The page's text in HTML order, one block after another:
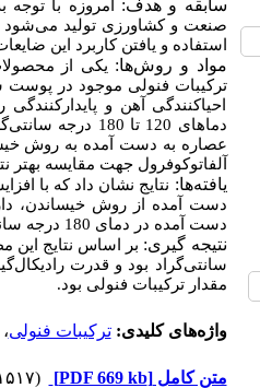
سابقه و هدف:
امروزه با
صنعت و کشاورزی تولید می‌شود
استفاده و یافتن کاربرد این
مواد و روشها:
ترکیبات فنولی موجود در پوست
احیاکنندگی آهن و
عصاره به دست آمده به روش
آلفاتوکوفرول جهت مقایسه بهتر
یافتهها:
دست آمده از روش خیساندن، دارای
دست آمده در دمای 180 درجه سانتی‌گراد با استفاده از آب مادون بحرانی، دارای قدرت پایدارکنندگی مشابه با
نتیجه گیری:
سانتی‌گراد بود و قدرت
مقدار ترکیبات فنولی بود.
واژه‌های کلیدی:ترکیبات فنولی،
متن کامل[PDF 669 kb]
(۱۵۱۷ دریافت)